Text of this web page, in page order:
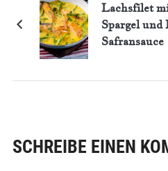
Lachsfilet
Spargel und
Safransauce
SCHREIBE EINEN